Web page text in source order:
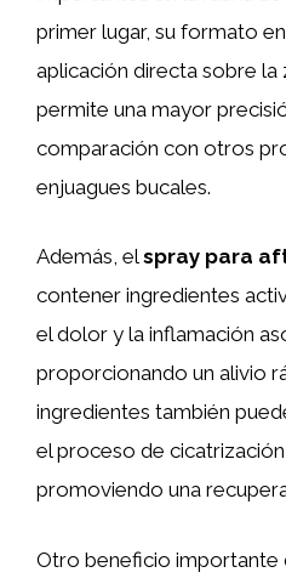
primer lugar, su formato
aplicación directa sobre
permite una mayor
comparación con otros
enjuagues bucales.
Además, elspray para
contener ingredientes
el dolor y la inflamación
proporcionando un alivio
ingredientes también
el proceso de
promoviendo una
Otro beneficio importante